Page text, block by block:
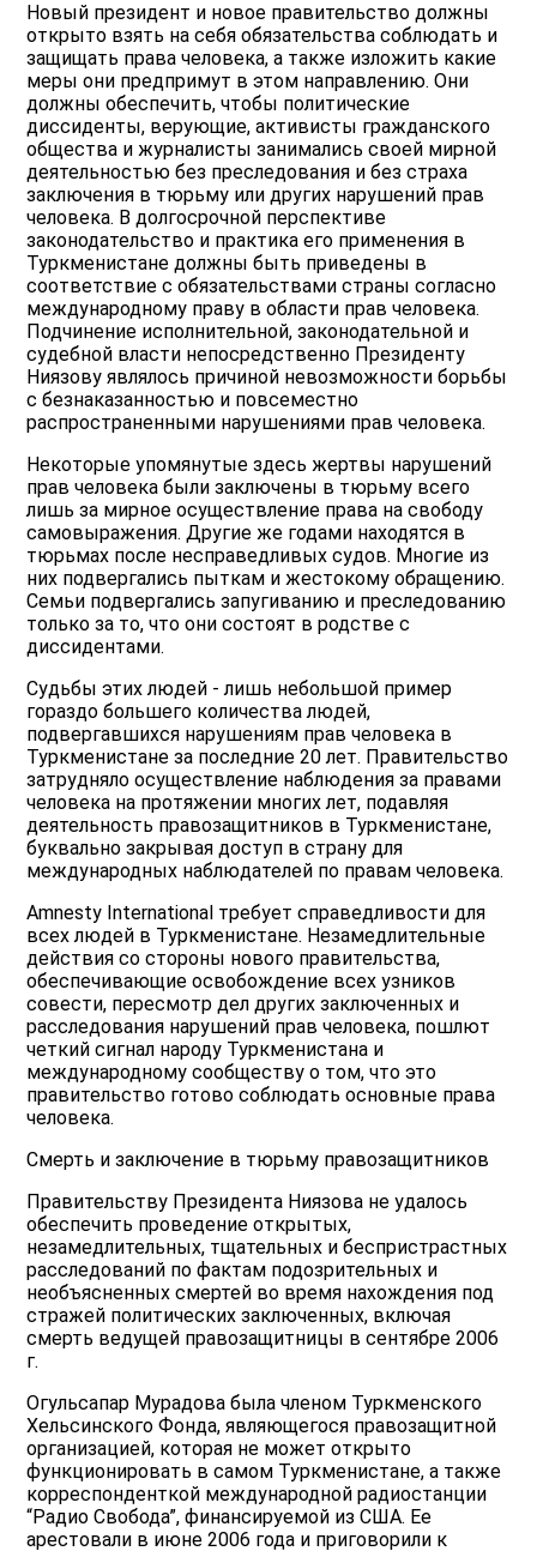
Новый президент и новое правительство должны
открыто взять на себя обязательства соблюдать и
защищать права человека, а также изложить какие
меры они предпримут в этом направлению. Они
должны обеспечить, чтобы политические
диссиденты, верующие, активисты гражданского
общества и журналисты занимались своей мирной
деятельностью без преследования и без страха
заключения в тюрьму или других нарушений прав
человека. В долгосрочной перспективе
законодательство и практика его применения в
Туркменистане должны быть приведены в
соответствие с обязательствами страны согласно
международному праву в области прав человека.
Подчинение исполнительной, законодательной и
судебной власти непосредственно Президенту
Ниязову являлось причиной невозможности борьбы
с безнаказанностью и повсеместно
распространенными нарушениями прав человека.
Некоторые упомянутые здесь жертвы нарушений
прав человека были заключены в тюрьму всего
лишь за мирное осуществление права на свободу
самовыражения. Другие же годами находятся в
тюрьмах после несправедливых судов. Многие из
них подвергались пыткам и жестокому обращению.
Семьи подвергались запугиванию и преследованию
только за то, что они состоят в родстве с
диссидентами.
Судьбы этих людей - лишь небольшой пример
гораздо большего количества людей,
подвергавшихся нарушениям прав человека в
Туркменистане за последние 20 лет. Правительство
затрудняло осуществление наблюдения за правами
человека на протяжении многих лет, подавляя
деятельность правозащитников в Туркменистане,
буквально закрывая доступ в страну для
международных наблюдателей по правам человека.
Amnesty International требует справедливости для
всех людей в Туркменистане. Незамедлительные
действия со стороны нового правительства,
обеспечивающие освобождение всех узников
совести, пересмотр дел других заключенных и
расследования нарушений прав человека, пошлют
четкий сигнал народу Туркменистана и
международному сообществу о том, что это
правительство готово соблюдать основные права
человека.
Смерть и заключение в тюрьму правозащитников
Правительству Президента Ниязова не удалось
обеспечить проведение открытых,
незамедлительных, тщательных и беспристрастных
расследований по фактам подозрительных и
необъясненных смертей во время нахождения под
стражей политических заключенных, включая
смерть ведущей правозащитницы в сентябре 2006
г.
Огульсапар Мурадова была членом Туркменского
Хельсинского Фонда, являющегося правозащитной
организацией, которая не может открыто
функционировать в самом Туркменистане, а также
корреспонденткой международной радиостанции
“Радио Свобода”, финансируемой из США. Ее
арестовали в июне 2006 года и приговорили к